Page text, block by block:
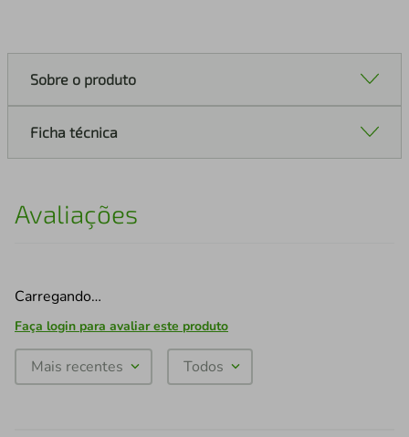
Sobre o produto
Ficha técnica
Avaliações
Carregando…
Faça login para avaliar este produto
Mais recentes Todos